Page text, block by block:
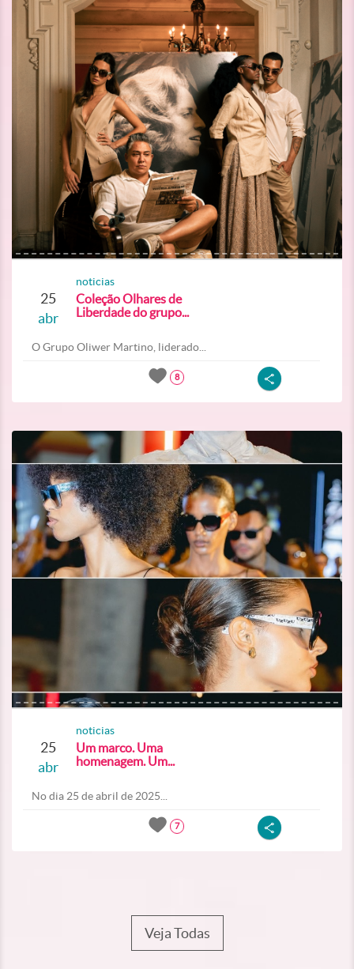
25
abr
noticias
Coleção Olhares de
Liberdade do grupo...
O Grupo Oliwer Martino, liderado...
8
25
abr
noticias
Um marco. Uma
homenagem. Um...
No dia 25 de abril de 2025...
7
Veja Todas